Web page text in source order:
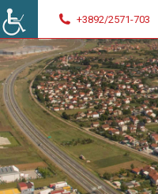
+3892/2571-703